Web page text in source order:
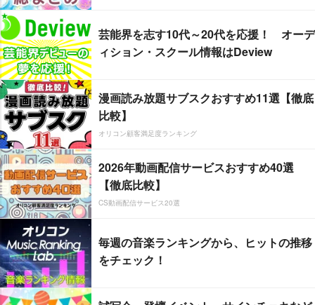
芸能界を志す10代～20代を応援！ オーデ
ィション・スクール情報はDeview
漫画読み放題サブスクおすすめ11選【徹底
比較】
オリコン顧客満足度ランキング
2026年動画配信サービスおすすめ40選
【徹底比較】
CS動画配信サービス20選
毎週の音楽ランキングから、ヒットの推移
をチェック！